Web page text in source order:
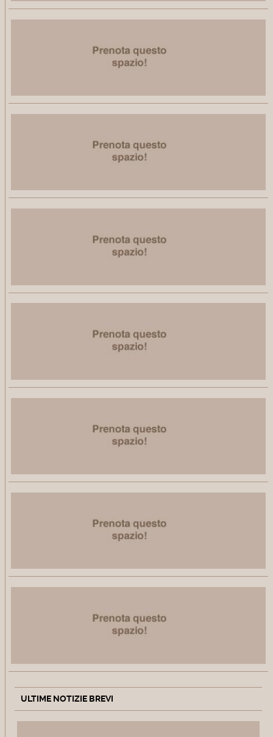
ULTIME NOTIZIE BREVI